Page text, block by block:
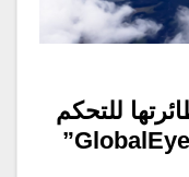
للتحكم
والإنذار المبكر من طراز “GlobalEye”